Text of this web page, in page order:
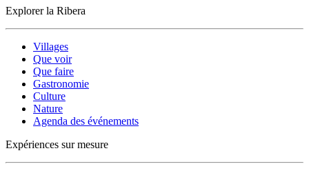
Explorer la Ribera
Villages
Que voir
Que faire
Gastronomie
Culture
Nature
Agenda des événements
Expériences sur mesure